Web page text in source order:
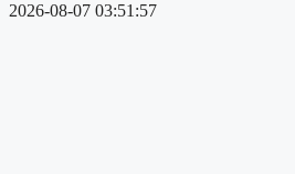
2026-08-07 03:51:57